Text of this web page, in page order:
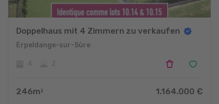
Doppelhaus mit 4 Zimmern zu verkaufen
Erpeldange-sur-Sûre
246m 2 1.164.000 €